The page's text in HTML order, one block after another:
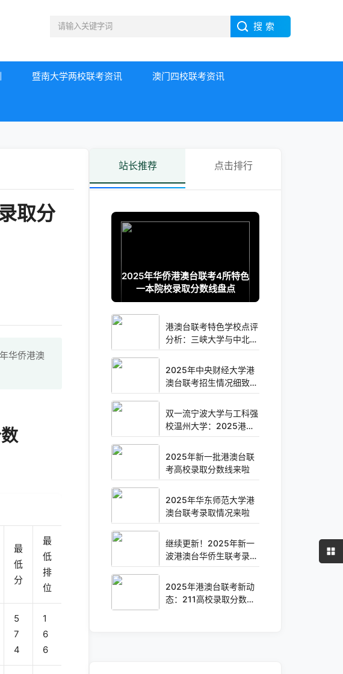
暨南大学两校联考资讯 澳门四校联考资讯
取分
华侨港澳
最
低
分
最
低
排
位
5
7
4
1
6
6
站长推荐 点击排行
2025年华侨港澳台联考4所特色
一本院校录取分数线盘点
港澳台联考特色学校点评
分析：三峡大学与中北大
学
2025年中央财经大学港
澳台联考招生情况细致分
析来啦
双一流宁波大学与工科强
校温州大学：2025港澳
台联考招生深度分析
2025年新一批港澳台联
考高校录取分数线来啦
2025年华东师范大学港
澳台联考录取情况来啦
继续更新！2025年新一
波港澳台华侨生联考录取
分数线来咯
2025年港澳台联考新动
态：211高校录取分数抢